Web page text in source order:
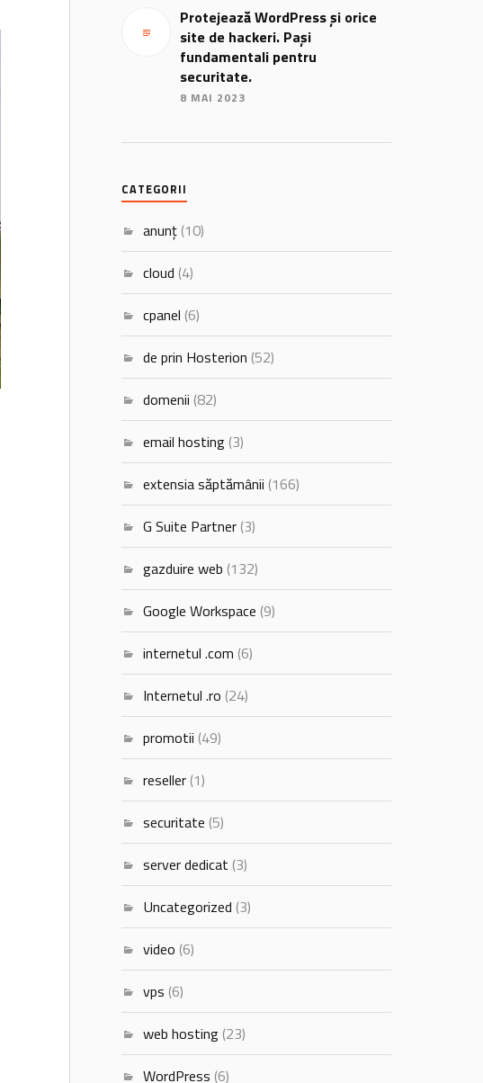
Protejează WordPress și orice
site de hackeri. Pași
fundamentali pentru
securitate.
8 MAI 2023
CATEGORII
anunț (10)
cloud (4)
cpanel (6)
de prin Hosterion (52)
domenii (82)
email hosting (3)
extensia săptămânii (166)
G Suite Partner (3)
gazduire web (132)
Google Workspace (9)
internetul .com (6)
Internetul .ro (24)
promotii (49)
reseller (1)
securitate (5)
server dedicat (3)
Uncategorized (3)
video (6)
vps (6)
web hosting (23)
WordPress (6)